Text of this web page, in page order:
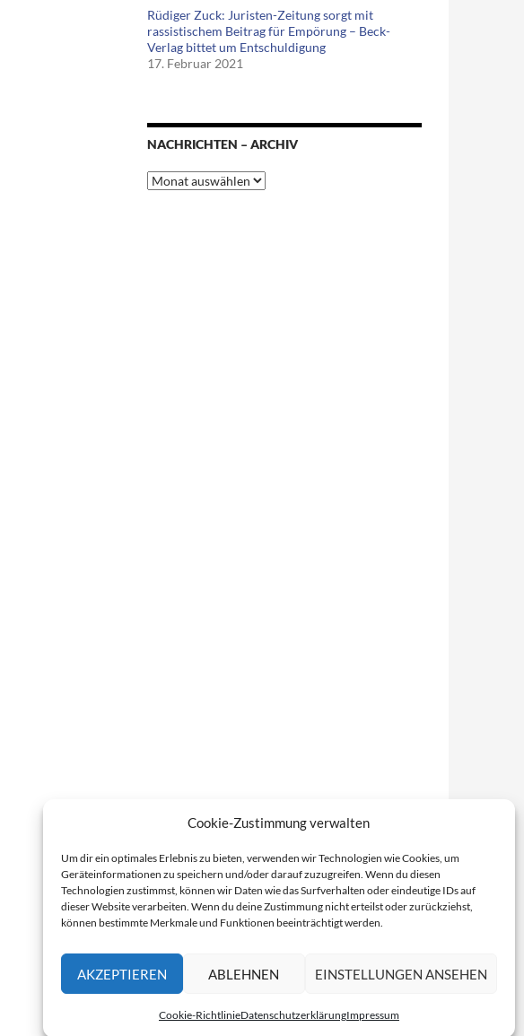
Cookie-Zustimmung verwalten
Um dir ein optimales Erlebnis zu bieten, verwenden wir Technologien wie Cookies, um
Geräteinformationen zu speichern und/oder darauf zuzugreifen. Wenn du diesen
Technologien zustimmst, können wir Daten wie das Surfverhalten oder eindeutige IDs auf
dieser Website verarbeiten. Wenn du deine Zustimmung nicht erteilst oder zurückziehst,
können bestimmte Merkmale und Funktionen beeinträchtigt werden.
AKZEPTIEREN ABLEHNEN EINSTELLUNGEN ANSEHEN
Cookie-RichtlinieDatenschutzerklärungImpressum
Rüdiger Zuck: Juristen-Zeitung sorgt mit
rassistischem Beitrag für Empörung – Beck-
Verlag bittet um Entschuldigung
17. Februar 2021
NACHRICHTEN – ARCHIV
Nachrichten
–